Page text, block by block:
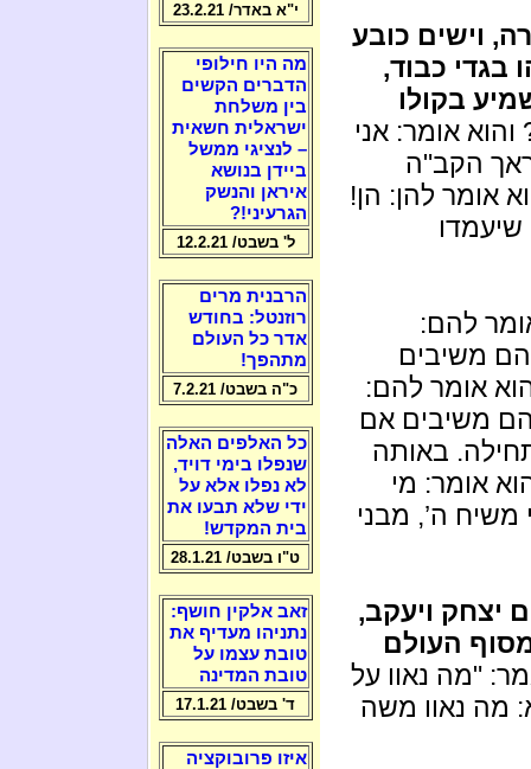
וישים כובע
בגדי כבוד,
בקולו
אומר: אני
הקב"ה
אומר להן: הן!
להם:
משיבים
אומר להם:
משיבים אם
באותה
אומר: מי
משיח ה’, מבני
יצחק ויעקב,
העולם
"מה נאוו על
מה נאוו משה
י"א באדר/ 23.2.21
מה היו חילופי
הדברים הקשים
בין משלחת
ישראלית חשאית
– לנציגי ממשל
ביידן בנושא
איראן והנשק
הגרעיני!?
ל' בשבט/ 12.2.21
הרבנית מרים
רוזנטל: בחודש
אדר כל העולם
מתהפך!
כ"ה בשבט/ 7.2.21
כל האלפים האלה
שנפלו בימי דויד,
לא נפלו אלא על
ידי שלא תבעו את
בית המקדש!
ט"ו בשבט/ 28.1.21
זאב אלקין חושף:
נתניהו מעדיף את
טובת עצמו על
טובת המדינה
ד' בשבט/ 17.1.21
איזו פרובוקציה